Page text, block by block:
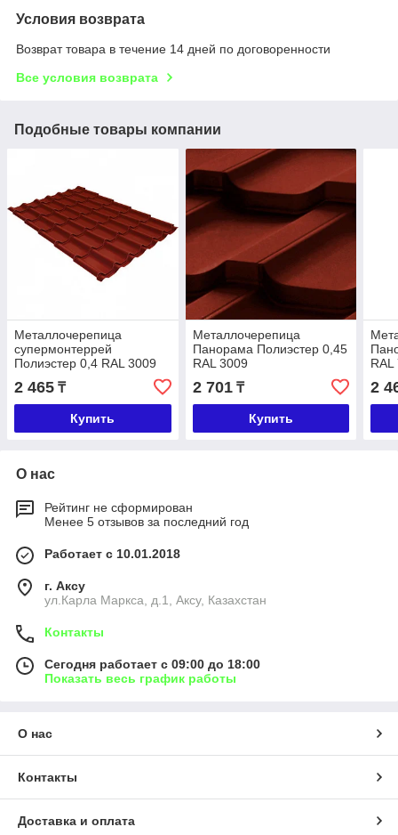
Условия возврата
Возврат товара в течение 14 дней по договоренности
Все условия возврата
Подобные товары компании
Металлочерепица
супермонтеррей
Полиэстер 0,4 RAL 3009
2 465 ₸
Купить
Металлочерепица
Панорама Полиэстер 0,45
RAL 3009
2 701₸
Купить
RAL
2
О нас
Рейтинг не сформирован
Менее 5 отзывов за последний год
Работает с 10.01.2018
г. Аксу
ул.Карла Маркса, д.1, Аксу, Казахстан
Контакты
Сегодня работает с 09:00 до 18:00
Показать весь график работы
О нас
Контакты
Доставка и оплата